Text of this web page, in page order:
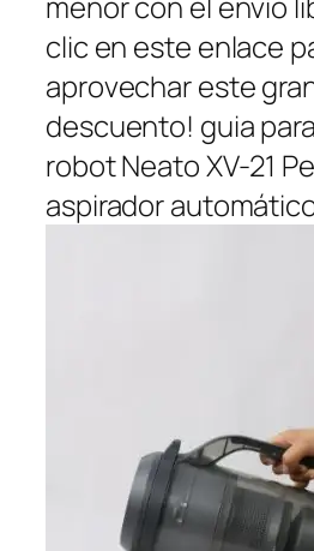
clic en este enlace
aprovechar este
descuento! guia
robot Neato XV-21
aspirador